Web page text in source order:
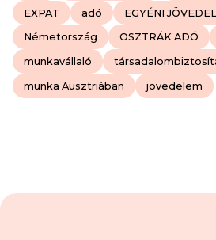
EXPAT adó EGYÉNI
Németország OSZTRÁK ADÓ
munkavállaló
munka Ausztriában jövedelem